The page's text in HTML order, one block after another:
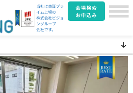
当社は東証プラ
イム上場の
株式会社ビジョ
ングループ
会社です。
会場検索
お申込み